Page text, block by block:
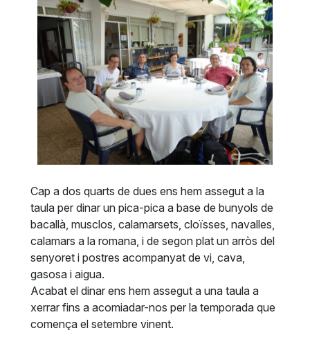
Cap a dos quarts de dues ens hem assegut a la
taula per dinar un pica-pica a base de bunyols de
bacallà, musclos, calamarsets, cloïsses, navalles,
calamars a la romana, i de segon plat un arròs del
senyoret i postres acompanyat de vi, cava,
gasosa i aigua.
Acabat el dinar ens hem assegut a una taula a
xerrar fins a acomiadar-nos per la temporada que
comença el setembre vinent.